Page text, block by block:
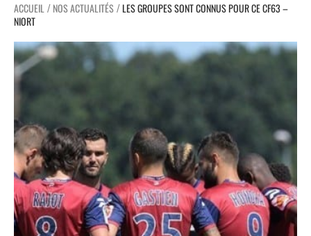
ACCUEIL / NOS ACTUALITÉS /LES GROUPES SONT CONNUS POUR CE CF63 –
NIORT